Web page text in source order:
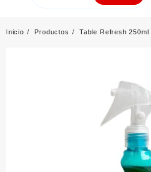
Inicio Productos Table Refresh 250ml